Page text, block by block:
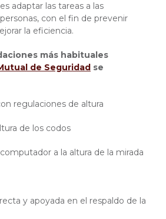
adaptar las tareas a las
con el fin de prevenir
la eficiencia.
más habituales
de Seguridad se
regulaciones de altura
de los codos
a la altura de la mirada
y apoyada en el respaldo de la